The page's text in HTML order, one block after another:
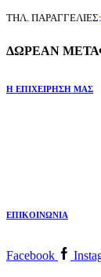
ΤΗΛ. ΠΑΡΑΓΓΕΛΙΕΣ:
ΔΩΡΕΑΝ
Η ΕΠΙΧΕΙΡΗΣΗ ΜΑΣ
ΕΠΙΚΟΙΝΩΝΙΑ
Facebook